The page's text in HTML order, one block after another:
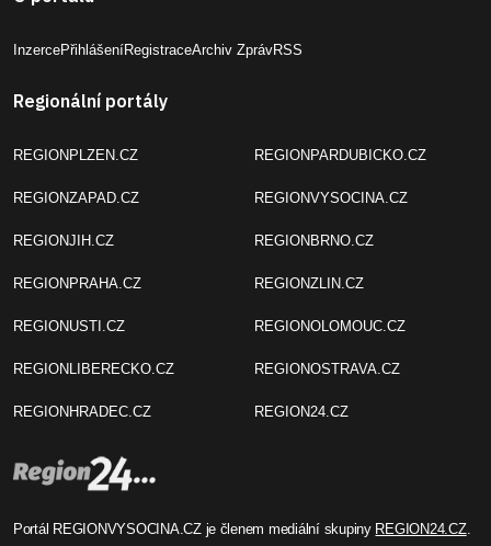
InzercePřihlášeníRegistraceArchiv ZprávRSS
Regionální portály
REGIONPLZEN.CZ
REGIONZAPAD.CZ
REGIONJIH.CZ
REGIONPRAHA.CZ
REGIONUSTI.CZ
REGIONLIBERECKO.CZ
REGIONHRADEC.CZ
REGIONPARDUBICKO.CZ
REGIONVYSOCINA.CZ
REGIONBRNO.CZ
REGIONZLIN.CZ
REGIONOLOMOUC.CZ
REGIONOSTRAVA.CZ
REGION24.CZ
Portál REGIONVYSOCINA.CZ je členem mediální skupiny REGION24.CZ.